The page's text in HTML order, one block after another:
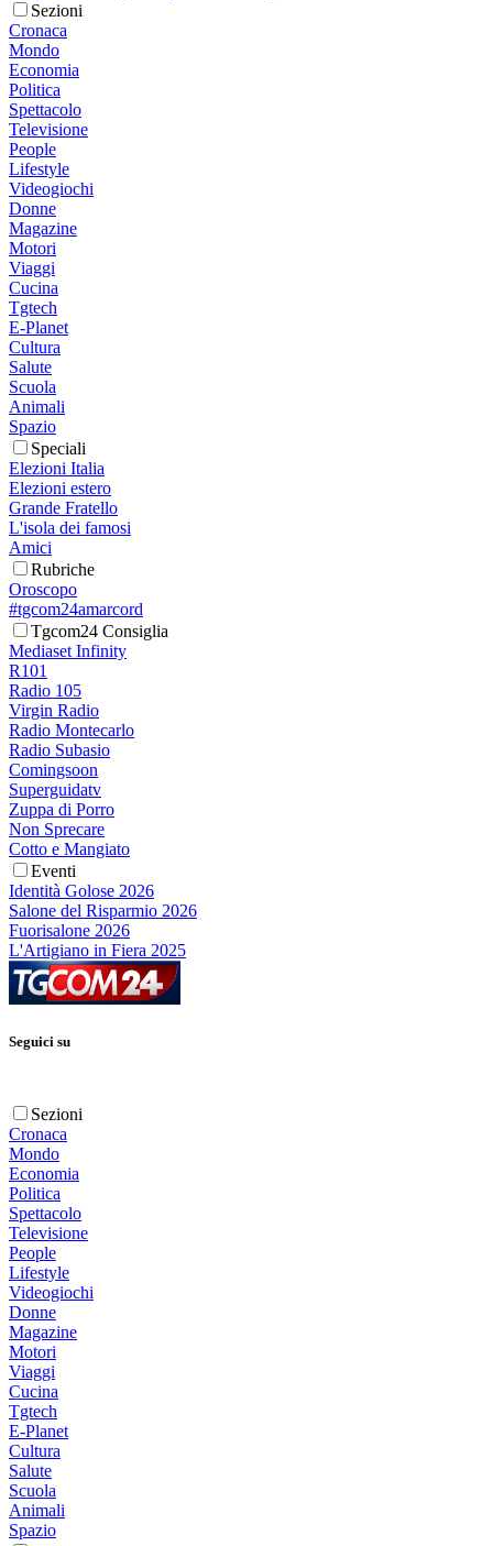
Sezioni
Cronaca
Mondo
Economia
Politica
Spettacolo
Televisione
People
Lifestyle
Videogiochi
Donne
Magazine
Motori
Viaggi
Cucina
Tgtech
E-Planet
Cultura
Salute
Scuola
Animali
Spazio
Speciali
Elezioni Italia
Elezioni estero
Grande Fratello
L'isola dei famosi
Amici
Rubriche
Oroscopo
#tgcom24amarcord
Tgcom24 Consiglia
Mediaset Infinity
R101
Radio 105
Virgin Radio
Radio Montecarlo
Radio Subasio
Comingsoon
Superguidatv
Zuppa di Porro
Non Sprecare
Cotto e Mangiato
Eventi
Identità Golose 2026
Salone del Risparmio 2026
Fuorisalone 2026
L'Artigiano in Fiera 2025
Seguici su
Sezioni
Cronaca
Mondo
Economia
Politica
Spettacolo
Televisione
People
Lifestyle
Videogiochi
Donne
Magazine
Motori
Viaggi
Cucina
Tgtech
E-Planet
Cultura
Salute
Scuola
Animali
Spazio